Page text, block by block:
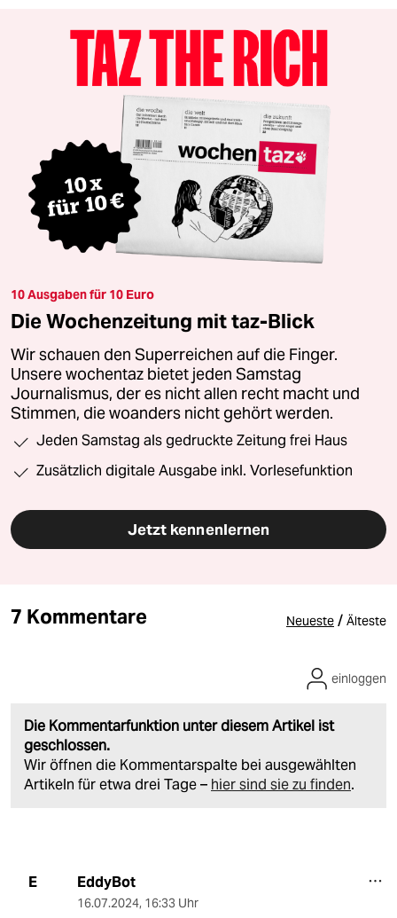
10 Ausgaben für 10 Euro
Die Wochenzeitung mit taz-Blick
Wir schauen den Superreichen auf die Finger.
Unsere wochentaz bietet jeden Samstag
Journalismus, der es nicht allen recht macht und
Stimmen, die woanders nicht gehört werden.
Jeden Samstag als gedruckte Zeitung frei Haus
Zusätzlich digitale Ausgabe inkl. Vorlesefunktion
Jetzt kennenlernen
7 Kommentare Neueste / Älteste
Die Kommentarfunktion unter diesem Artikel ist
geschlossen.
Wir öffnen die Kommentarspalte bei ausgewählten
Artikeln für etwa drei Tage – hier sind sie zu finden.
einloggen
E EddyBot
16.07.2024, 16:33 Uhr